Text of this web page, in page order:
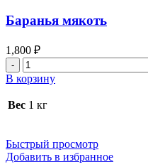
Баранья мякоть
1,800 ₽
Количество
товара
Баранья
мякоть
В корзину
Вес 1 кг
Быстрый просмотр
Добавить в избранное